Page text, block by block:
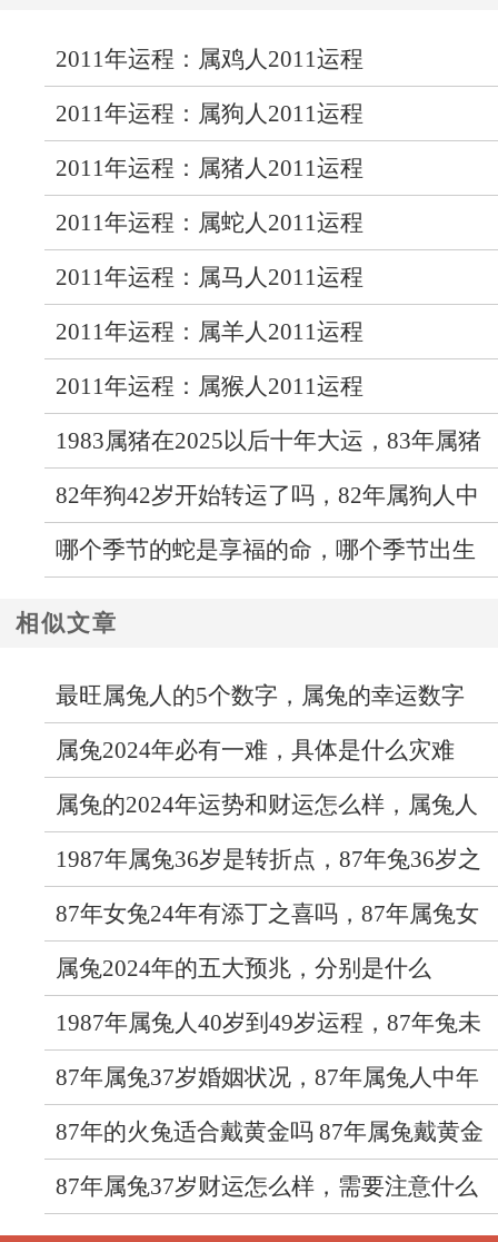
2011年运程：属鸡人2011运程
2011年运程：属狗人2011运程
2011年运程：属猪人2011运程
2011年运程：属蛇人2011运程
2011年运程：属马人2011运程
2011年运程：属羊人2011运程
2011年运程：属猴人2011运程
1983属猪在2025以后十年大运，83年属猪
人未来十年运气
82年狗42岁开始转运了吗，82年属狗人中
年运势走向如何
哪个季节的蛇是享福的命，哪个季节出生
相似文章
最旺属兔人的5个数字，属兔的幸运数字
属兔2024年必有一难，具体是什么灾难
属兔的2024年运势和财运怎么样，属兔人
2024年综合运势怎样
1987年属兔36岁是转折点，87年兔36岁之
后运势如何
87年女兔24年有添丁之喜吗，87年属兔女
今年几月生孩子最好
属兔2024年的五大预兆，分别是什么
1987年属兔人40岁到49岁运程，87年兔未
来十年发展如何
87年属兔37岁婚姻状况，87年属兔人中年
有婚姻危机吗
87年的火兔适合戴黄金吗 87年属兔戴黄金
好还是白金好
87年属兔37岁财运怎么样，需要注意什么